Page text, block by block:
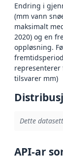
Endring i
(mm vann
maksimalt
2020) og en
oppløsning.
representerer
tilsvarer mm)
Dette
API-ar